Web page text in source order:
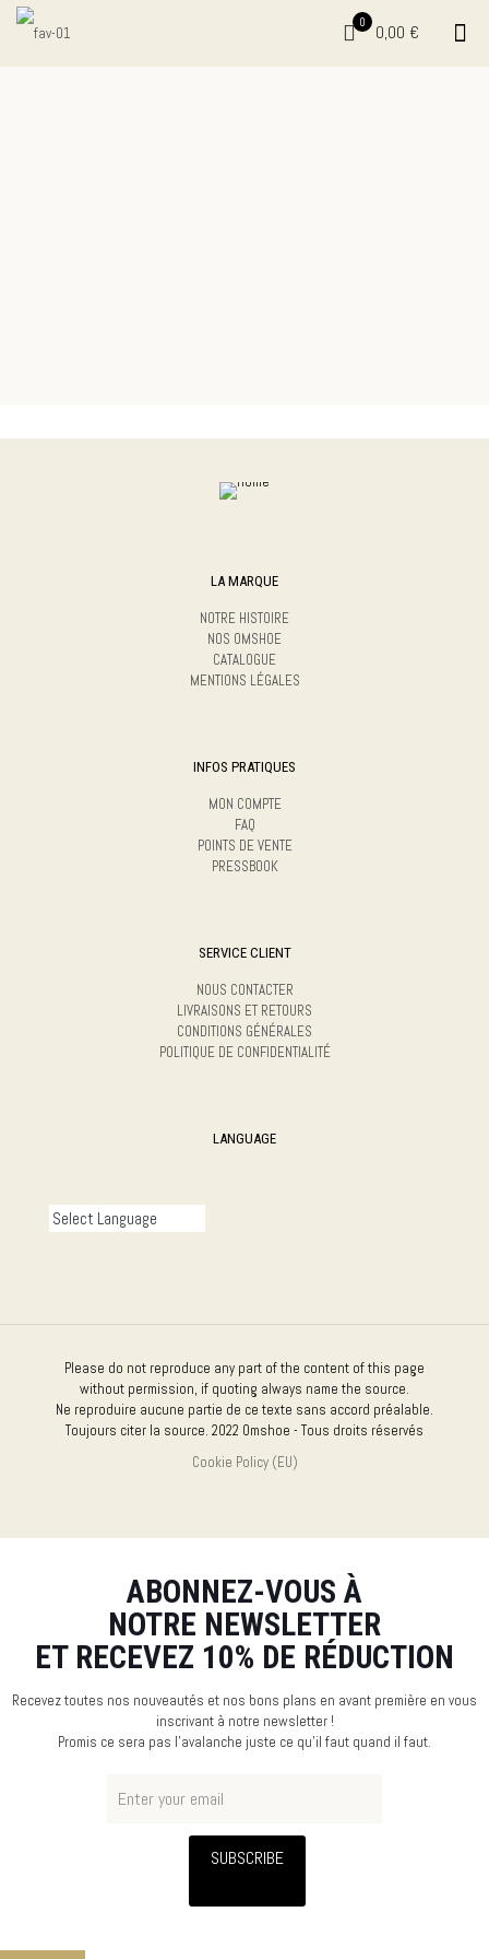
0 0,00 €
LA MARQUE
NOTRE HISTOIRE
NOS OMSHOE
CATALOGUE
MENTIONS LÉGALES
INFOS PRATIQUES
MON COMPTE
FAQ
POINTS DE VENTE
PRESSBOOK
SERVICE CLIENT
NOUS CONTACTER
LIVRAISONS ET RETOURS
CONDITIONS GÉNÉRALES
POLITIQUE DE CONFIDENTIALITÉ
LANGUAGE
Please do not reproduce any part of the content of this page
without permission, if quoting always name the source.
Ne reproduire aucune partie de ce texte sans accord préalable.
Toujours citer la source. 2022 Omshoe - Tous droits réservés
Cookie Policy (EU)
ABONNEZ-VOUS À
NOTRE NEWSLETTER
ET RECEVEZ 10% DE RÉDUCTION
Recevez toutes nos nouveautés et nos bons plans en avant première en vous
inscrivant à notre newsletter !
Promis ce sera pas l’avalanche juste ce qu’il faut quand il faut.
SUBSCRIBE